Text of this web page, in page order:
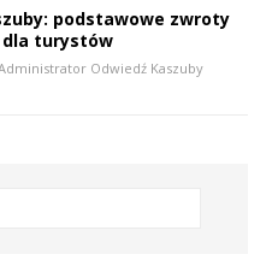
podstawowe zwroty
dla turystów
Odwiedź Kaszuby